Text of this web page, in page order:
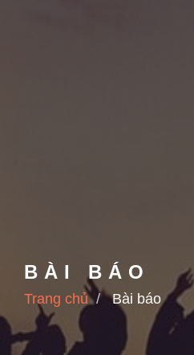
BÀI BÁO
Trang chủ Bài báo